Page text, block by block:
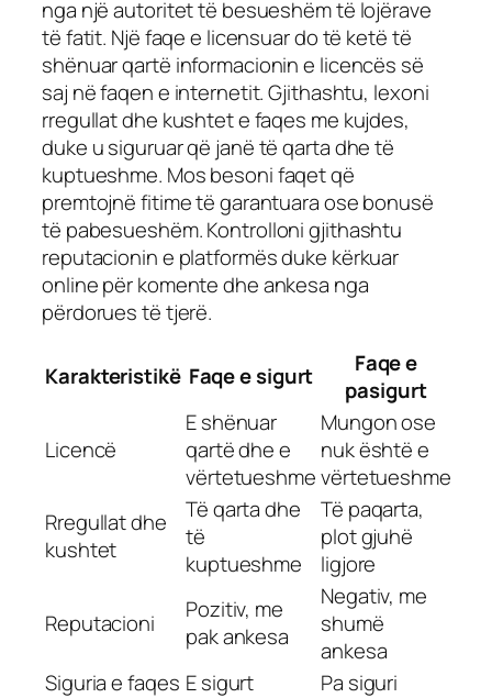
nga një autoritet të besueshëm të lojërave
të fatit. Një faqe e licensuar do të ketë të
shënuar qartë informacionin e licencës së
saj në faqen e internetit. Gjithashtu, lexoni
rregullat dhe kushtet e faqes me kujdes,
duke u siguruar që janë të qarta dhe të
kuptueshme. Mos besoni faqet që
premtojnë fitime të garantuara ose bonusë
të pabesueshëm. Kontrolloni gjithashtu
reputacionin e platformës duke kërkuar
online për komente dhe ankesa nga
përdorues të tjerë.
Karakteristikë Faqe e sigurt
Faqe e
pasigurt
Licencë
E shënuar
qartë dhe e
vërtetueshme
Mungon ose
nuk është e
vërtetueshme
Rregullat dhe
kushtet
Të qarta dhe
të
kuptueshme
Të paqarta,
plot gjuhë
ligjore
Reputacioni
Pozitiv, me
pak ankesa
Negativ, me
shumë
ankesa
Siguria e faqes E sigurt
Pa siguri